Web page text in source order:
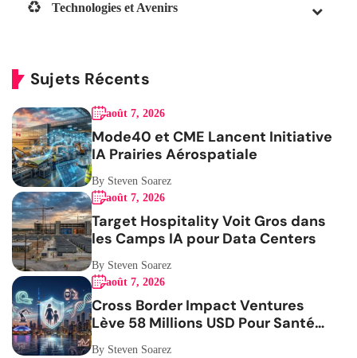
Technologies et Avenirs
Sujets Récents
août 7, 2026
Mode40 et CME Lancent Initiative
IA Prairies Aérospatiale
By Steven Soarez
août 7, 2026
Target Hospitality Voit Gros dans
les Camps IA pour Data Centers
By Steven Soarez
août 7, 2026
Cross Border Impact Ventures
Lève 58 Millions USD Pour Santé
Femmes
By Steven Soarez